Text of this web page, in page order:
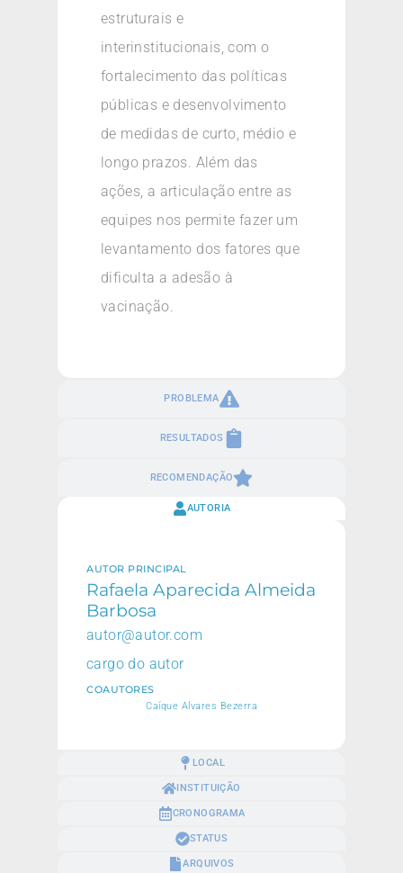
PROBLEMA
RESULTADOS
RECOMENDAÇÃO
estruturais e
interinstitucionais, com o
fortalecimento das políticas
públicas e desenvolvimento
de medidas de curto, médio e
longo prazos. Além das
ações, a articulação entre as
equipes nos permite fazer um
levantamento dos fatores que
dificulta a adesão à
vacinação.
AUTORIA
LOCAL
INSTITUIÇÃO
CRONOGRAMA
STATUS
ARQUIVOS
AUTOR PRINCIPAL
Rafaela Aparecida Almeida
Barbosa
autor@autor.com
cargo do autor
COAUTORES
Caíque Alvares Bezerra